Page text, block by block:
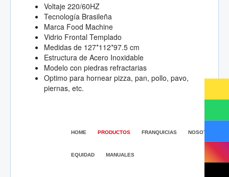
Voltaje 220/60HZ
Tecnología Brasileña
Marca Food Machine
Vidrio Frontal Templado
Medidas de 127*112*97.5 cm
Estructura de Acero Inoxidable
Modelo con piedras refractarias
Optimo para hornear pizza, pan, pollo, pavo,
piernas, etc.
HOME PRODUCTOS FRANQUICIAS NOSOTROS
EQUIDAD MANUALES